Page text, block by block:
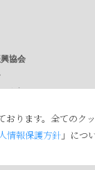
協会
ります。全てのク
情報保護方針 」につ